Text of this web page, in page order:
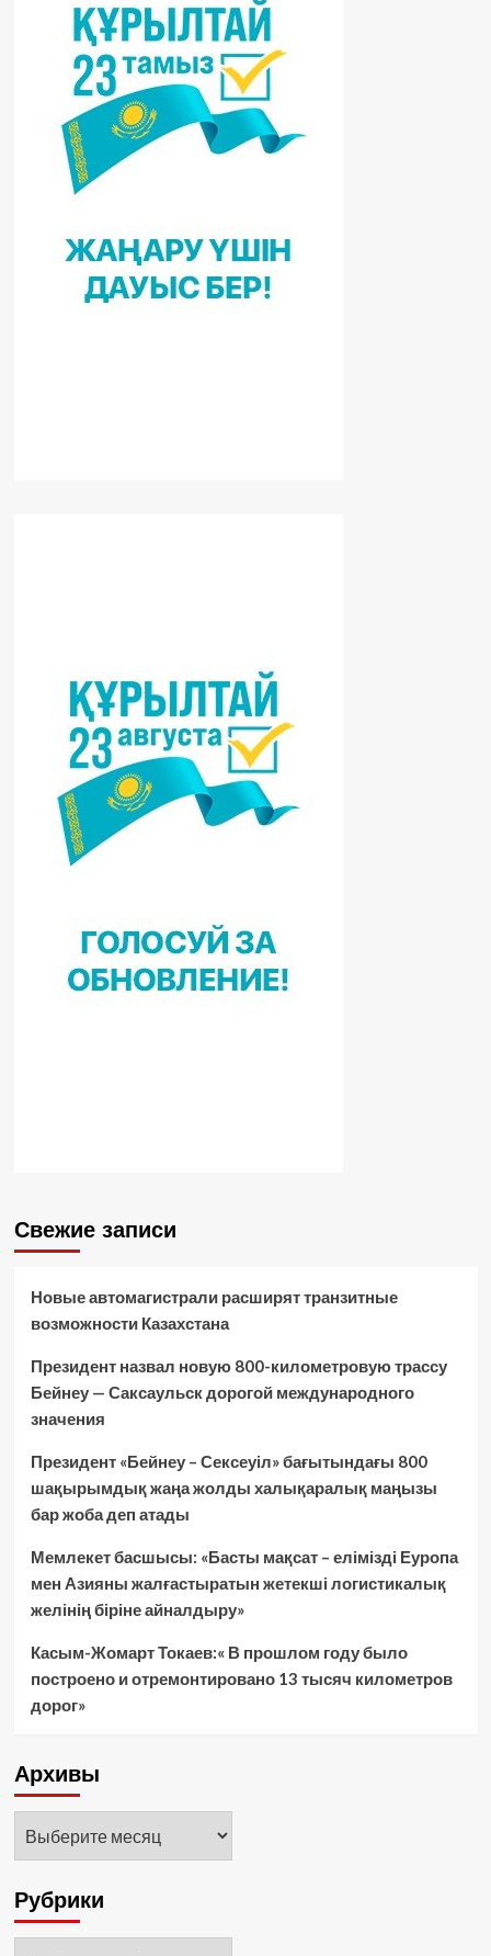
Свежие записи
Новые автомагистрали расширят транзитные
возможности Казахстана
Президент назвал новую 800-километровую трассу
Бейнеу — Саксаульск дорогой международного
значения
Президент «Бейнеу – Сексеуіл» бағытындағы 800
шақырымдық жаңа жолды халықаралық маңызы
бар жоба деп атады
Мемлекет басшысы: «Басты мақсат – елімізді Еуропа
мен Азияны жалғастыратын жетекші логистикалық
желінің біріне айналдыру»
Касым-Жомарт Токаев:« В прошлом году было
построено и отремонтировано 13 тысяч километров
дорог»
Архивы
Рубрики